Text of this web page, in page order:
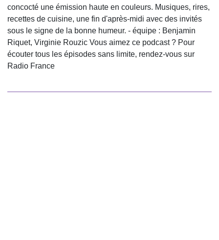
concocté une émission haute en couleurs. Musiques, rires,
recettes de cuisine, une fin d'après-midi avec des invités
sous le signe de la bonne humeur. - équipe : Benjamin
Riquet, Virginie Rouzic Vous aimez ce podcast ? Pour
écouter tous les épisodes sans limite, rendez-vous sur
Radio France